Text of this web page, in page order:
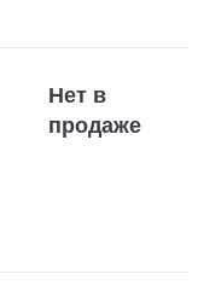
Нет в
продаже